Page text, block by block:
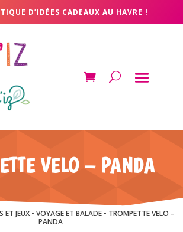
D’IDÉES CADEAUX AU HAVRE !
VELO – PANDA
ET JEUX• VOYAGE ET BALADE • TROMPETTE VELO –
PANDA